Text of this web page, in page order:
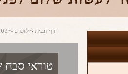
דף הבית > לזכרם >
טוראי סבח